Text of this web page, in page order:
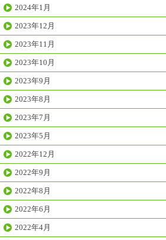
2024年1月
2023年12月
2023年11月
2023年10月
2023年9月
2023年8月
2023年7月
2023年5月
2022年12月
2022年9月
2022年8月
2022年6月
2022年4月